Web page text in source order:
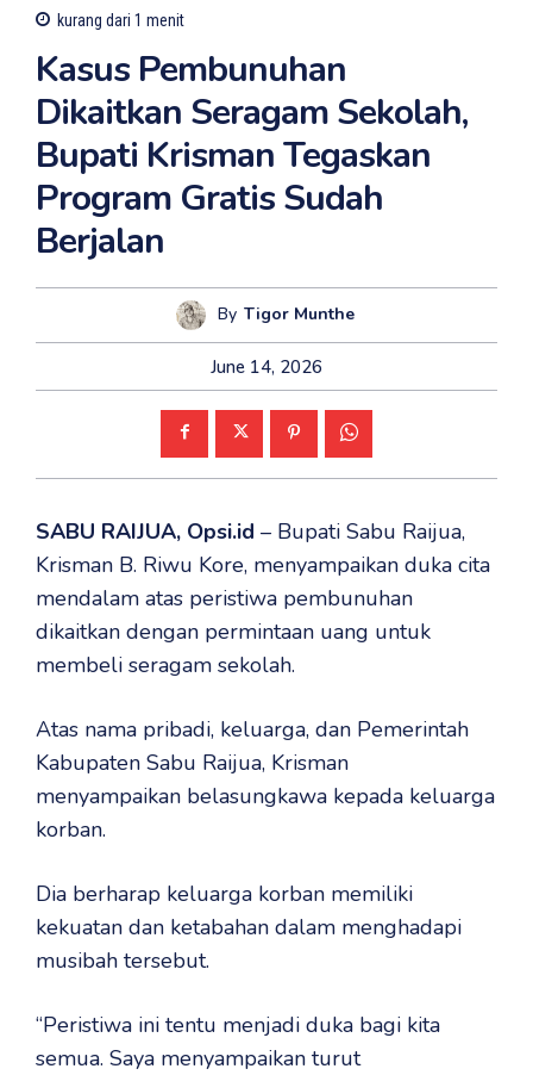
kurang dari 1 menit
Kasus Pembunuhan
Dikaitkan Seragam Sekolah,
Bupati Krisman Tegaskan
Program Gratis Sudah
Berjalan
By Tigor Munthe
June 14, 2026
SABU RAIJUA, Opsi.id – Bupati Sabu Raijua,
Krisman B. Riwu Kore, menyampaikan duka cita
mendalam atas peristiwa pembunuhan
dikaitkan dengan permintaan uang untuk
membeli seragam sekolah.
Atas nama pribadi, keluarga, dan Pemerintah
Kabupaten Sabu Raijua, Krisman
menyampaikan belasungkawa kepada keluarga
korban.
Dia berharap keluarga korban memiliki
kekuatan dan ketabahan dalam menghadapi
musibah tersebut.
“Peristiwa ini tentu menjadi duka bagi kita
semua. Saya menyampaikan turut